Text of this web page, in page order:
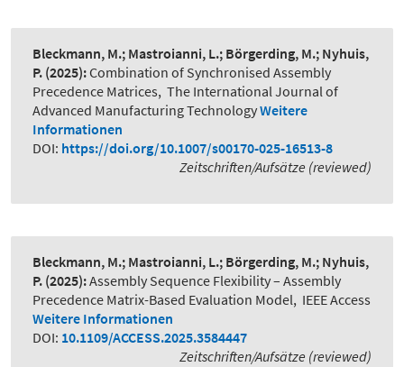
Bleckmann, M.; Mastroianni, L.; Börgerding, M.; Nyhuis,
P. (2025):Combination of Synchronised Assembly
Precedence Matrices, The International Journal of
Advanced Manufacturing TechnologyWeitere
Informationen
DOI: https://doi.org/10.1007/s00170-025-16513-8
Zeitschriften/Aufsätze (reviewed)
Bleckmann, M.; Mastroianni, L.; Börgerding, M.; Nyhuis,
P. (2025):Assembly Sequence Flexibility – Assembly
Precedence Matrix-Based Evaluation Model, IEEE Access
Weitere Informationen
DOI: 10.1109/ACCESS.2025.3584447
Zeitschriften/Aufsätze (reviewed)